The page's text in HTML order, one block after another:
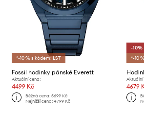
*-10 % s kódem: LST
Fossil hodinky pánské Everett
Aktuální cena:
4499 Kč
Běžná cena:5699 Kč
Nejnižší cena:4799 Kč
-10%
*-10
Aktuální
4679